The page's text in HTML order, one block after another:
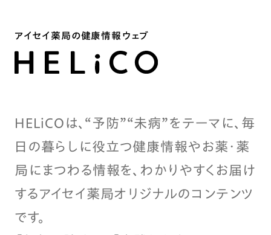
アイセイ薬局の健康情報ウェブ
HELiCOは、“予防”“未病”をテーマに、毎
日の暮らしに役立つ健康情報やお薬・薬
局にまつわる情報を、わかりやすくお届け
するアイセイ薬局オリジナルのコンテンツ
です。